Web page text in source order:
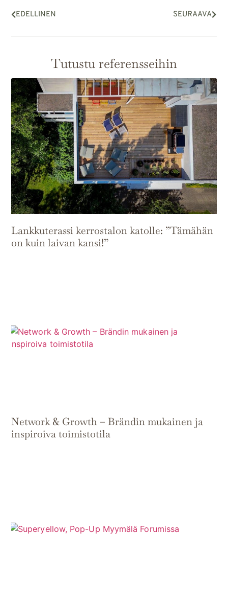
EDELLINEN SEURAAVA
Tutustu referensseihin
Lankkuterassi kerrostalon katolle: ”Tämähän
on kuin laivan kansi!”
Network & Growth – Brändin mukainen ja
inspiroiva toimistotila